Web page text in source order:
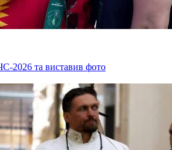
2026 та виставив фото